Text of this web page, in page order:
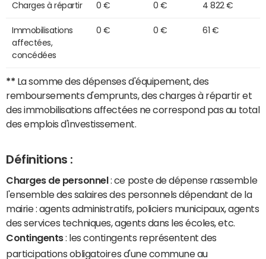
Charges à répartir 0 € 0 € 4 822 €
Immobilisations
affectées,
concédées
0 € 0 € 61 €
** La somme des dépenses d'équipement, des
remboursements d'emprunts, des charges à répartir et
des immobilisations affectées ne correspond pas au total
des emplois d'investissement.
Définitions :
Charges de personnel : ce poste de dépense rassemble
l'ensemble des salaires des personnels dépendant de la
mairie : agents administratifs, policiers municipaux, agents
des services techniques, agents dans les écoles, etc.
Contingents: les contingents représentent des
participations obligatoires d'une commune au